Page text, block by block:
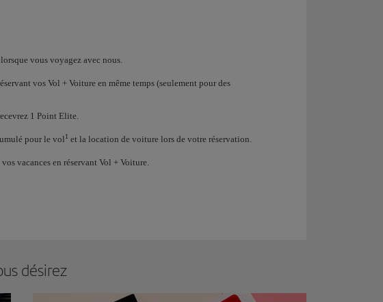
vous voyagez avec nous.
vos Vol + Voiture en même temps (seulement pour des
1 Point Elite.
pour le vol1 et la location de voiture lors de votre réservation.
vacances en réservant Vol + Voiture.
désirez